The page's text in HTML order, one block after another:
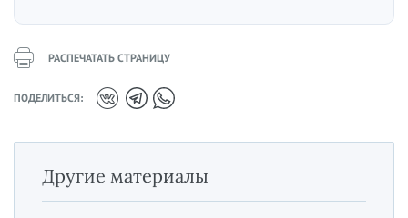
РАСПЕЧАТАТЬ СТРАНИЦУ
ПОДЕЛИТЬСЯ:
Другие материалы